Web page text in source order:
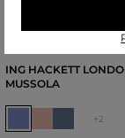
ING HACKETT
MUSSOLA
+2